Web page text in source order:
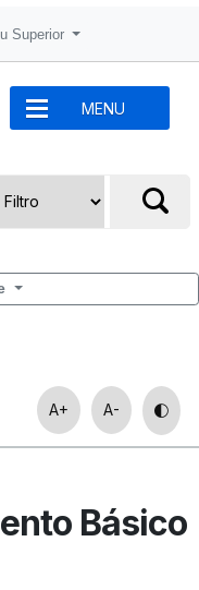
Superior
MENU
A+ A-
Básico